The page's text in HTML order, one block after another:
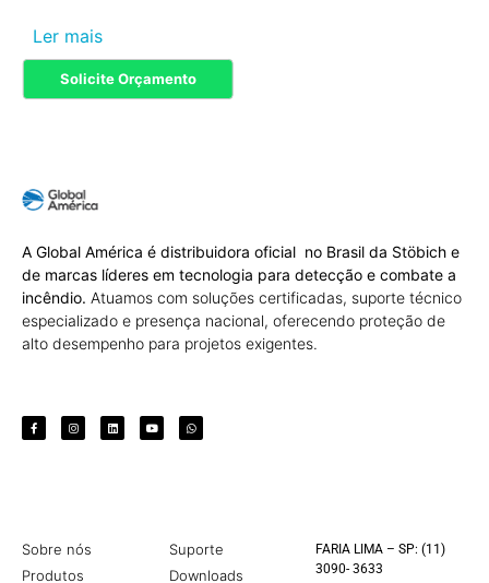
Solicite Orçamento
Ler mais
A Global América é distribuidora oficial no Brasil da Stöbich e
de marcas líderes em tecnologia para detecção e combate a
incêndio. Atuamos com soluções certificadas, suporte técnico
especializado e presença nacional, oferecendo proteção de
alto desempenho para projetos exigentes.
Sobre nós
Produtos
Suporte
Downloads
FARIA LIMA – SP: (11)
3090- 3633